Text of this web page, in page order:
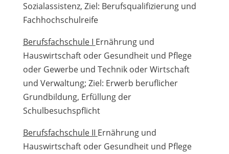
Sozialassistenz, Ziel: Berufsqualifizierung und
Fachhochschulreife
Berufsfachschule I Ernährung und
Hauswirtschaft oder Gesundheit und Pflege
oder Gewerbe und Technik oder Wirtschaft
und Verwaltung; Ziel: Erwerb beruflicher
Grundbildung, Erfüllung der
Schulbesuchspflicht
Berufsfachschule II Ernährung und
Hauswirtschaft oder Gesundheit und Pflege